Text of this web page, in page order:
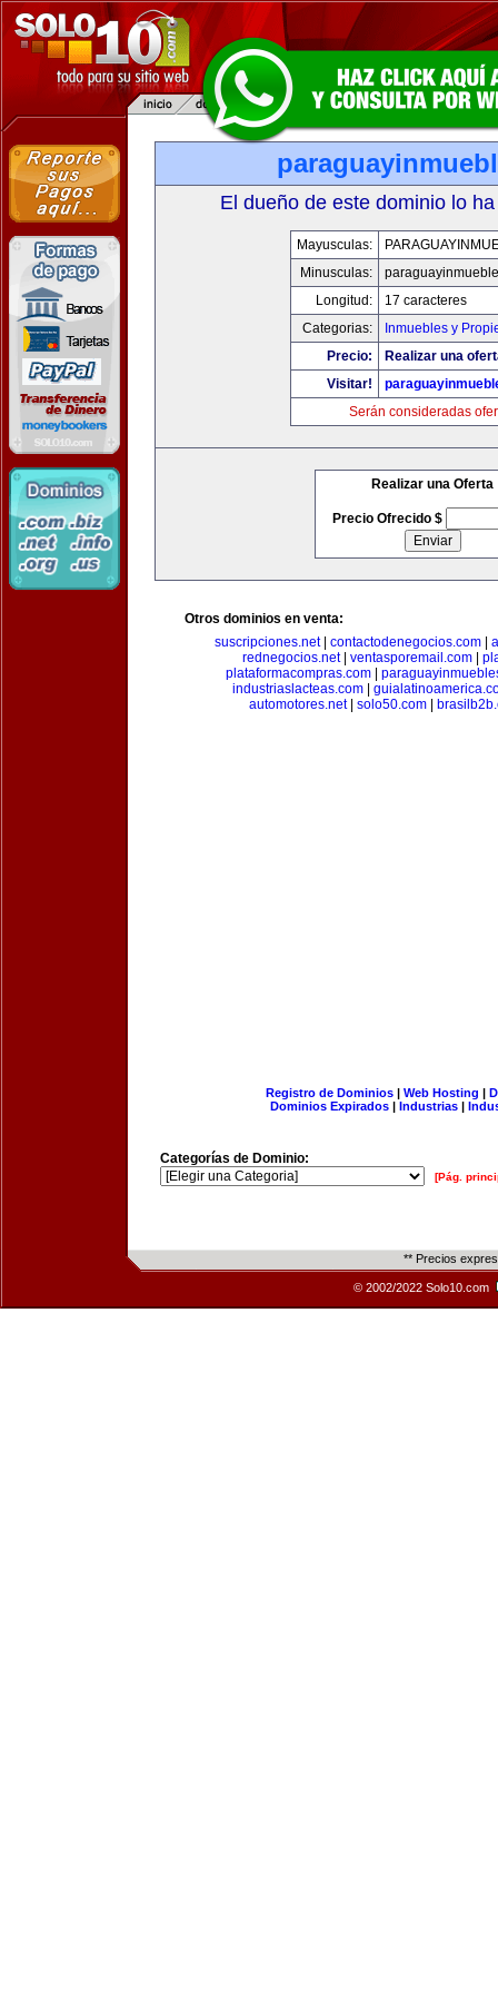
El dueño de este dominio lo
Mayusculas:
Minusculas:
Longitud:
17 caracteres
Categorias:
Inmuebles y
Precio:
Realizar una
Visitar!
Serán consideradas
Realizar una Oferta
Precio Ofrecido $
Otros dominios en venta:
suscripciones.net| contactodenegocios.com
rednegocios.net| ventasporemail.com
plataformacompras.com
industriaslacteas.com
automotores.net| solo50.com
Registro de Dominios| Web Hosting |
Dominios Expirados | Industrias |
Categorías de Dominio:
[Pág.
** Precios
© 2002/2022 Solo10.com